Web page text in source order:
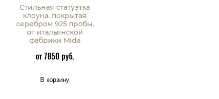
Стильная статуэтка
клоуна, покрытая
серебром 925 пробы,
от итальянской
фабрики Mida
от 7850 руб.
В корзину